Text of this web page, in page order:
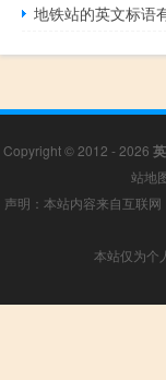
地铁站的英文标语
Copyright © 2012 - 2026
站地
声明：本站内容来自互联
本站仅为个